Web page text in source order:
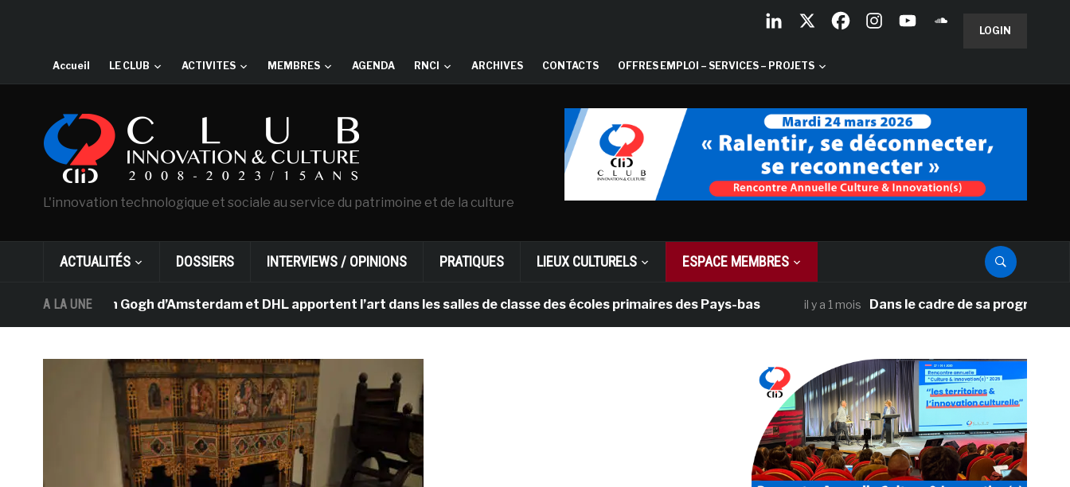
LOGIN
Accueil LE CLUB ACTIVITES MEMBRES AGENDA RNCI ARCHIVES CONTACTS OFFRES EMPLOI – SERVICES – PROJETS
L'innovation technologique et sociale au service du patrimoine et de la culture
ACTUALITÉS DOSSIERS INTERVIEWS / OPINIONS PRATIQUES LIEUX CULTURELS ESPACE MEMBRES
A LA UNE
Van Gogh d’Amsterdam et DHL apportent l’art dans les salles de classe des écoles primaires des Pays-bas il y a 1 mois Dans le cadre de sa programmation